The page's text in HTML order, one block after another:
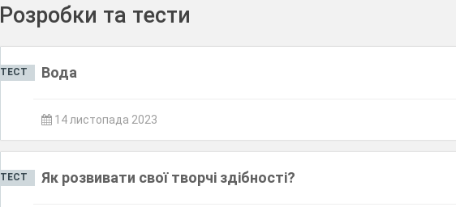
Розробки та тести
ТЕСТ Вода
14 листопада 2023
ТЕСТ Як розвивати свої творчі здібності?